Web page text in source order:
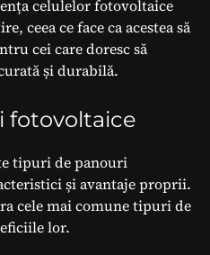
celulelor fotovoltaice
ceea ce face ca acestea să
cei care doresc să
și durabilă.
fotovoltaice
tipuri de panouri
și avantaje proprii.
cele mai comune tipuri de
lor.